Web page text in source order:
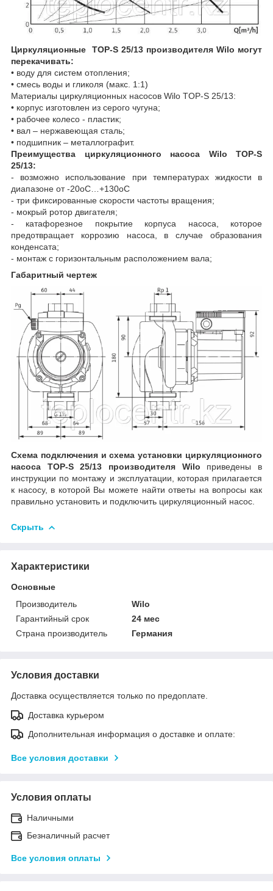
Циркуляционные TOP-S 25/13 производителя Wilo могут
перекачивать:
• воду для систем отопления;
• смесь воды и гликоля (макс. 1:1)
Материалы циркуляционных насосов Wilo TOP-S 25/13:
• корпус изготовлен из серого чугуна;
• рабочее колесо - пластик;
• вал – нержавеющая сталь;
• подшипник – металлографит.
Преимущества циркуляционного насоса Wilo TOP-S
25/13:
- возможно использование при температурах жидкости в
диапазоне от -20оС…+130оС
- три фиксированные скорости частоты вращения;
- мокрый ротор двигателя;
- катафорезное покрытие корпуса насоса, которое
предотвращает коррозию насоса, в случае образования
конденсата;
- монтаж с горизонтальным расположением вала;
Габаритный чертеж
Схема подключения и схема установки циркуляционного
насоса TOP-S 25/13 производителя Wilo приведены в
инструкции по монтажу и эксплуатации, которая прилагается
к насосу, в которой Вы можете найти ответы на вопросы как
правильно установить и подключить циркуляционный насос.
Скрыть
Характеристики
Основные
Производитель
Wilo
Гарантийный срок
24 мес
Страна производитель
Германия
Условия доставки
Доставка осуществляется только по предоплате.
Доставка курьером
Дополнительная информация о доставке и оплате:
Все условия доставки
Условия оплаты
Наличными
Безналичный расчет
Все условия оплаты